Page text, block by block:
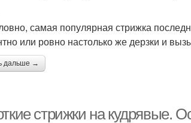
самая популярная стрижка
или ровно настолько же дерзки и
дальше →
стрижки на кудрявые.